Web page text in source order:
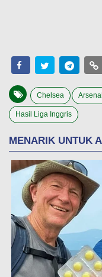
Chelsea Arsenal
Hasil Liga Inggris